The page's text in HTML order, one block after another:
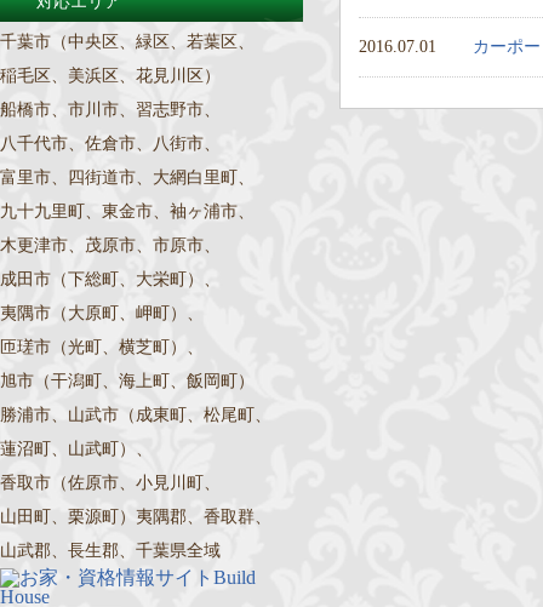
2016.07.01 カーポ
千葉市（中央区、緑区、若葉区、
稲毛区、美浜区、花見川区）
船橋市、市川市、習志野市、
八千代市、佐倉市、八街市、
富里市、四街道市、大網白里町、
九十九里町、東金市、袖ヶ浦市、
木更津市、茂原市、市原市、
成田市（下総町、大栄町）、
夷隅市（大原町、岬町）、
匝瑳市（光町、横芝町）、
旭市（干潟町、海上町、飯岡町）
勝浦市、山武市（成東町、松尾町、
蓮沼町、山武町）、
香取市（佐原市、小見川町、
山田町、栗源町）夷隅郡、香取群、
山武郡、長生郡、千葉県全域